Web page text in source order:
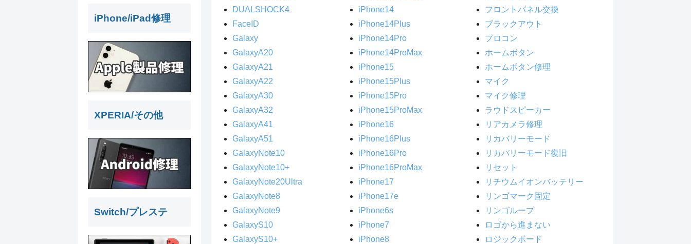
DUALSHOCK4
FaceID
Galaxy
GalaxyA20
GalaxyA21
GalaxyA22
GalaxyA30
GalaxyA32
GalaxyA41
GalaxyA51
GalaxyNote10
GalaxyNote10+
GalaxyNote20Ultra
GalaxyNote8
GalaxyNote9
GalaxyS10
GalaxyS10+
iPhone14
iPhone14Plus
iPhone14Pro
iPhone14ProMax
iPhone15
iPhone15Plus
iPhone15Pro
iPhone15ProMax
iPhone16
iPhone16Plus
iPhone16Pro
iPhone16ProMax
iPhone17
iPhone17e
iPhone6s
iPhone7
iPhone8
フロントパネル交換
ブラックアウト
プロコン
ホームボタン
ホームボタン修理
マイク
マイク修理
ラウドスピーカー
リアカメラ修理
リカバリーモード
リカバリーモード復旧
リセット
リチウムイオンバッテリー
リンゴマーク固定
リンゴループ
ロゴから進まない
ロジックボード
iPhone/iPad修理
XPERIA/その他
Switch/プレステ